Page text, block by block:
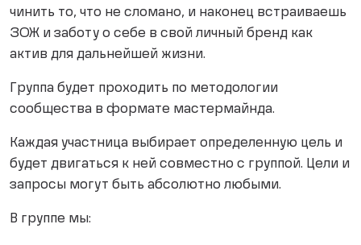
чинить то, что не сломано, и наконец встраиваешь
ЗОЖ и заботу о себе в свой личный бренд как
актив для дальнейшей жизни.
Группа будет проходить по методологии
сообщества в формате мастермайнда.
Каждая участница выбирает определенную цель и
будет двигаться к ней совместно с группой. Цели и
запросы могут быть абсолютно любыми.
В группе мы: